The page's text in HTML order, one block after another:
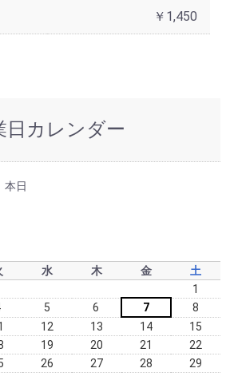
￥1,450
日カレンダー
本日
水 木 金
土
1
5 6 7
8
12 13 14
15
19 20 21
22
26 27 28
29